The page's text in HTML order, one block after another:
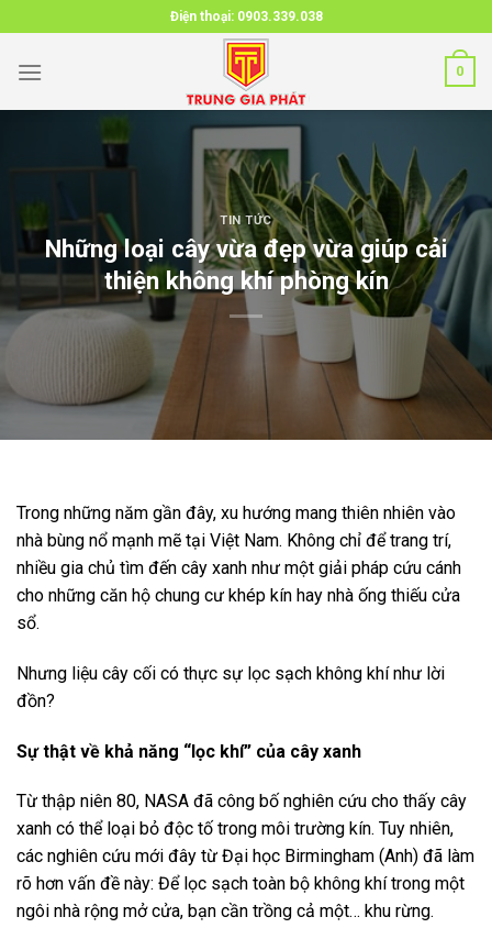
to
content
Điện thoại: 0903.339.038
0
TIN TỨC
Những loại cây vừa đẹp vừa giúp cải
thiện không khí phòng kín
Trong những năm gần đây, xu hướng mang thiên nhiên vào
nhà bùng nổ mạnh mẽ tại Việt Nam. Không chỉ để trang trí,
nhiều gia chủ tìm đến cây xanh như một giải pháp cứu cánh
cho những căn hộ chung cư khép kín hay nhà ống thiếu cửa
sổ.
Nhưng liệu cây cối có thực sự lọc sạch không khí như lời
đồn?
Sự thật về khả năng “lọc khí” của cây xanh
Từ thập niên 80, NASA đã công bố nghiên cứu cho thấy cây
xanh có thể loại bỏ độc tố trong môi trường kín. Tuy nhiên,
các nghiên cứu mới đây từ Đại học Birmingham (Anh) đã làm
rõ hơn vấn đề này: Để lọc sạch toàn bộ không khí trong một
ngôi nhà rộng mở cửa, bạn cần trồng cả một… khu rừng.